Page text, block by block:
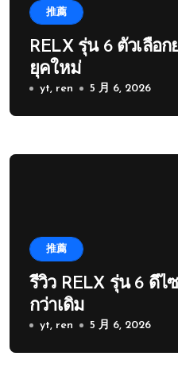
推薦
RELX รุ่น 6 ตัวเลือ
ยุคใหม่
yt, ren 5 月 6, 2026
推薦
รีวิว RELX รุ่น 6 ดี
กว่าเดิม
yt, ren 5 月 6, 2026